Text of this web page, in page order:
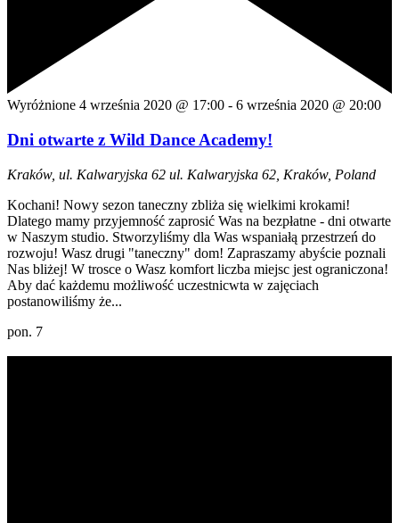
Wyróżnione 4 września 2020 @ 17:00 - 6 września 2020 @ 20:00
Dni otwarte z Wild Dance Academy!
Kraków, ul. Kalwaryjska 62 ul. Kalwaryjska 62, Kraków, Poland
Kochani! Nowy sezon taneczny zbliża się wielkimi krokami!
Dlatego mamy przyjemność zaprosić Was na bezpłatne - dni otwarte
w Naszym studio. Stworzyliśmy dla Was wspaniałą przestrzeń do
rozwoju! Wasz drugi "taneczny" dom! Zapraszamy abyście poznali
Nas bliżej! W trosce o Wasz komfort liczba miejsc jest ograniczona!
Aby dać każdemu możliwość uczestnicwta w zajęciach
postanowiliśmy że...
pon. 7